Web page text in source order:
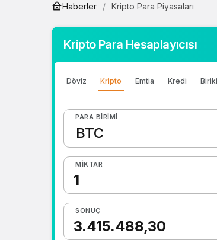
Haberler Kripto Para Piyasaları
Kripto Para Hesaplayıcısı
Döviz Kripto Emtia Kredi
PARA BIRIMI
MIKTAR
SONUÇ